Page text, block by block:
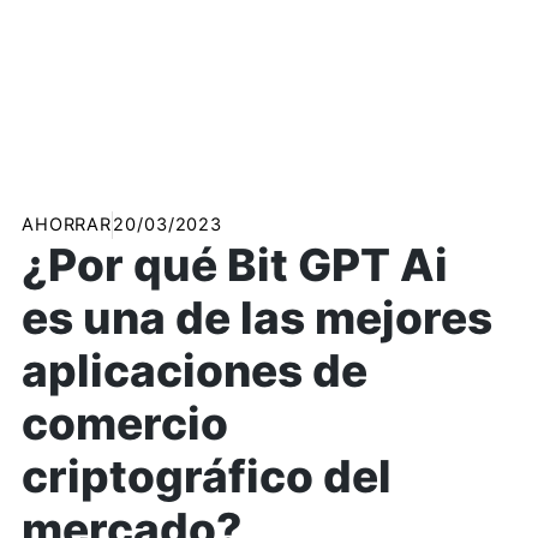
AHORRAR20/03/2023
¿Por qué Bit GPT Ai
es una de las mejores
aplicaciones de
comercio
criptográfico del